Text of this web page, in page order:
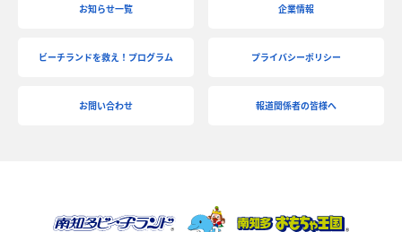
お知らせ一覧 企業情報
ビーチランドを救え！プログラム プライバシーポリシー
お問い合わせ 報道関係者の皆様へ